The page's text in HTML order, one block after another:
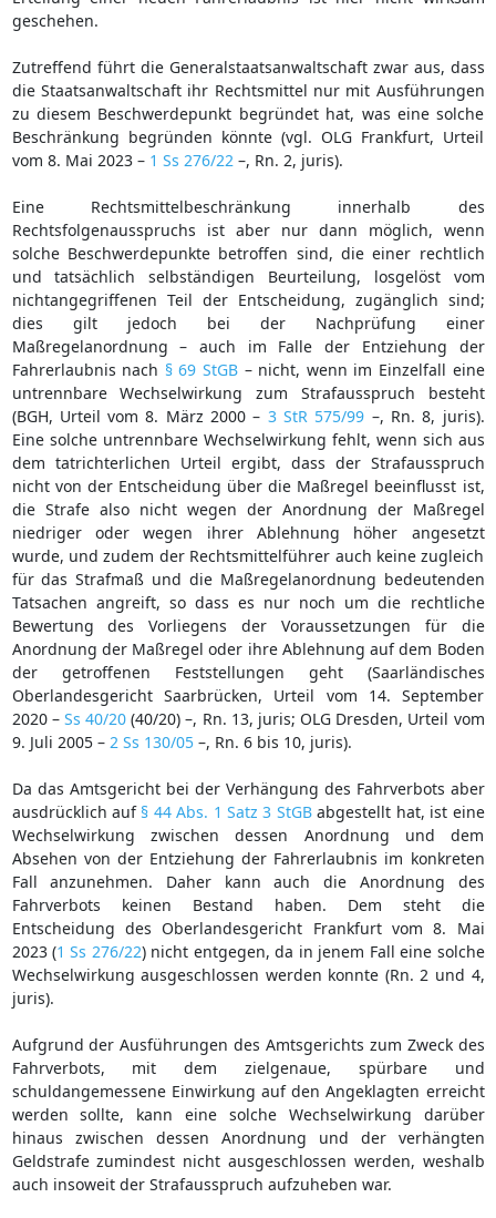
geschehen.
Zutreffend führt die Generalstaatsanwaltschaft zwar aus, dass
die Staatsanwaltschaft ihr Rechtsmittel nur mit Ausführungen
zu diesem Beschwerdepunkt begründet hat, was eine solche
Beschränkung begründen könnte (vgl. OLG Frankfurt, Urteil
vom 8. Mai 2023 – 1 Ss 276/22 –, Rn. 2, juris).
Eine Rechtsmittelbeschränkung innerhalb des
Rechtsfolgenausspruchs ist aber nur dann möglich, wenn
solche Beschwerdepunkte betroffen sind, die einer rechtlich
und tatsächlich selbständigen Beurteilung, losgelöst vom
nichtangegriffenen Teil der Entscheidung, zugänglich sind;
dies gilt jedoch bei der Nachprüfung einer
Maßregelanordnung – auch im Falle der Entziehung der
Fahrerlaubnis nach § 69 StGB– nicht, wenn im Einzelfall eine
untrennbare Wechselwirkung zum Strafausspruch besteht
(BGH, Urteil vom 8. März 2000 – 3 StR 575/99 –, Rn. 8, juris).
Eine solche untrennbare Wechselwirkung fehlt, wenn sich aus
dem tatrichterlichen Urteil ergibt, dass der Strafausspruch
nicht von der Entscheidung über die Maßregel beeinflusst ist,
die Strafe also nicht wegen der Anordnung der Maßregel
niedriger oder wegen ihrer Ablehnung höher angesetzt
wurde, und zudem der Rechtsmittelführer auch keine zugleich
für das Strafmaß und die Maßregelanordnung bedeutenden
Tatsachen angreift, so dass es nur noch um die rechtliche
Bewertung des Vorliegens der Voraussetzungen für die
Anordnung der Maßregel oder ihre Ablehnung auf dem Boden
der getroffenen Feststellungen geht (Saarländisches
Oberlandesgericht Saarbrücken, Urteil vom 14. September
2020 – Ss 40/20 (40/20) –, Rn. 13, juris; OLG Dresden, Urteil vom
9. Juli 2005 – 2 Ss 130/05–, Rn. 6 bis 10, juris).
Da das Amtsgericht bei der Verhängung des Fahrverbots aber
ausdrücklich auf § 44 Abs. 1 Satz 3 StGBabgestellt hat, ist eine
Wechselwirkung zwischen dessen Anordnung und dem
Absehen von der Entziehung der Fahrerlaubnis im konkreten
Fall anzunehmen. Daher kann auch die Anordnung des
Fahrverbots keinen Bestand haben. Dem steht die
Entscheidung des Oberlandesgericht Frankfurt vom 8. Mai
2023 (1 Ss 276/22) nicht entgegen, da in jenem Fall eine solche
Wechselwirkung ausgeschlossen werden konnte (Rn. 2 und 4,
juris).
Aufgrund der Ausführungen des Amtsgerichts zum Zweck des
Fahrverbots, mit dem zielgenaue, spürbare und
schuldangemessene Einwirkung auf den Angeklagten erreicht
werden sollte, kann eine solche Wechselwirkung darüber
hinaus zwischen dessen Anordnung und der verhängten
Geldstrafe zumindest nicht ausgeschlossen werden, weshalb
auch insoweit der Strafausspruch aufzuheben war.